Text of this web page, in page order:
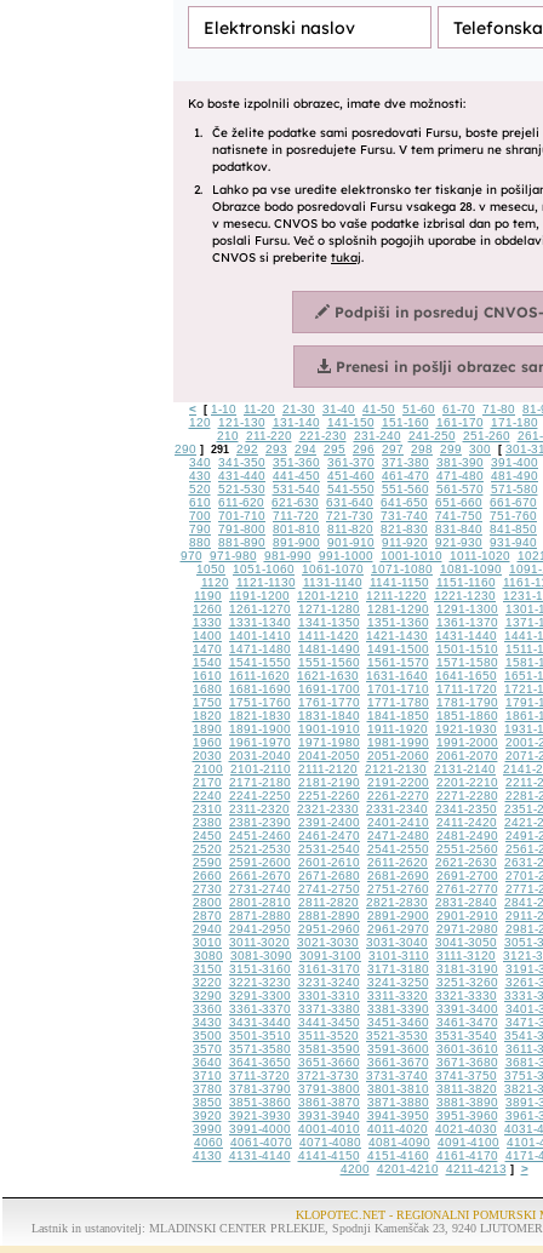
< [ 1-10 11-20 21-30 31-40 41-50 51-60 61-70 71-80
81-
120
121-130 131-140 141-150 151-160 161-170
171-180
210
211-220 221-230 231-240 241-250 251-260
290 ] 291 292 293 294 295 296 297 298 299 300 [ 301-
340
341-350 351-360 361-370 371-380 381-390
391-400
430
431-440 441-450 451-460 461-470 471-480
481-490
520
521-530 531-540 541-550 551-560 561-570
571-580
610
611-620 621-630 631-640 641-650 651-660
661-670
700
701-710 711-720 721-730 731-740 741-750
751-760
790
791-800 801-810 811-820 821-830 831-840
841-850
880
881-890 891-900 901-910 911-920 921-930
931-940
970
971-980 981-990 991-1000 1001-1010 1011-1020
1050
1051-1060 1061-1070 1071-1080 1081-1090
1120
1121-1130 1131-1140 1141-1150 1151-1160
1161-
1190
1191-1200 1201-1210 1211-1220 1221-1230
1231-
1260
1261-1270 1271-1280 1281-1290 1291-1300
1301-
1330
1331-1340 1341-1350 1351-1360 1361-1370
1371-
1400
1401-1410 1411-1420 1421-1430 1431-1440
1441-
1470
1471-1480 1481-1490 1491-1500 1501-1510
1511-
1540
1541-1550 1551-1560 1561-1570 1571-1580
1581-
1610
1611-1620 1621-1630 1631-1640 1641-1650
1651-
1680
1681-1690 1691-1700 1701-1710 1711-1720
1721-
1750
1751-1760 1761-1770 1771-1780 1781-1790
1791-
1820
1821-1830 1831-1840 1841-1850 1851-1860
1861-
1890
1891-1900 1901-1910 1911-1920 1921-1930
1931-
1960
1961-1970 1971-1980 1981-1990 1991-2000
2001-
2030
2031-2040 2041-2050 2051-2060 2061-2070
2071-
2100
2101-2110 2111-2120 2121-2130 2131-2140
2141-
2170
2171-2180 2181-2190 2191-2200 2201-2210
2211-
2240
2241-2250 2251-2260 2261-2270 2271-2280
2281-
2310
2311-2320 2321-2330 2331-2340 2341-2350
2351-
2380
2381-2390 2391-2400 2401-2410 2411-2420
2421-
2450
2451-2460 2461-2470 2471-2480 2481-2490
2491-
2520
2521-2530 2531-2540 2541-2550 2551-2560
2561-
2590
2591-2600 2601-2610 2611-2620 2621-2630
2631-
2660
2661-2670 2671-2680 2681-2690 2691-2700
2701-
2730
2731-2740 2741-2750 2751-2760 2761-2770
2771-
2800
2801-2810 2811-2820 2821-2830 2831-2840
2841-
2870
2871-2880 2881-2890 2891-2900 2901-2910
2911-
2940
2941-2950 2951-2960 2961-2970 2971-2980
2981-
3010
3011-3020 3021-3030 3031-3040 3041-3050
3051-
3080
3081-3090 3091-3100 3101-3110 3111-3120
3121-
3150
3151-3160 3161-3170 3171-3180 3181-3190
3191-
3220
3221-3230 3231-3240 3241-3250 3251-3260
3261-
3290
3291-3300 3301-3310 3311-3320 3321-3330
3331-
3360
3361-3370 3371-3380 3381-3390 3391-3400
3401-
3430
3431-3440 3441-3450 3451-3460 3461-3470
3471-
3500
3501-3510 3511-3520 3521-3530 3531-3540
3541-
3570
3571-3580 3581-3590 3591-3600 3601-3610
3611-
3640
3641-3650 3651-3660 3661-3670 3671-3680
3681-
3710
3711-3720 3721-3730 3731-3740 3741-3750
3751-
3780
3781-3790 3791-3800 3801-3810 3811-3820
3821-
3850
3851-3860 3861-3870 3871-3880 3881-3890
3891-
3920
3921-3930 3931-3940 3941-3950 3951-3960
3961-
3990
3991-4000 4001-4010 4011-4020 4021-4030
4031-
4060
4061-4070 4071-4080 4081-4090 4091-4100
4101-
4130
4131-4140 4141-4150 4151-4160 4161-4170
4171-
4200
4201-4210 4211-4213 ] >
KLOPOTEC.NET - REGIONALNI POMURSKI
Lastnik in ustanovitelj: MLADINSKI CENTER PRLEKIJE, Spodnji Kamenščak 23, 9240